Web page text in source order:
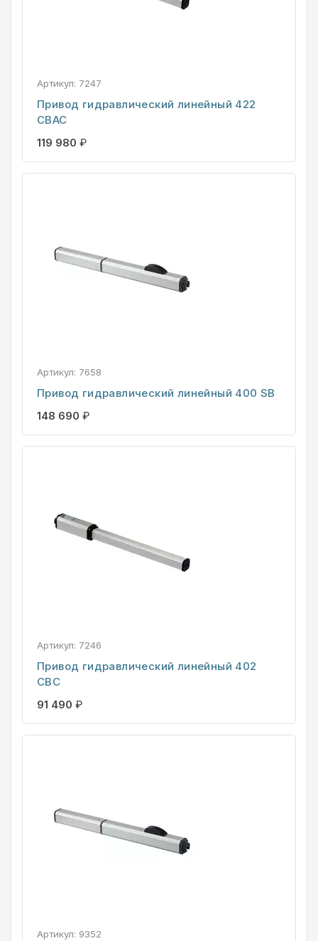
Артикул: 7247
Привод гидравлический линейный 422
CBAC
119 980 ₽
Артикул: 7658
Привод гидравлический линейный 400 SB
148 690 ₽
Артикул: 7246
Привод гидравлический линейный 402
CBC
91 490 ₽
Артикул: 9352